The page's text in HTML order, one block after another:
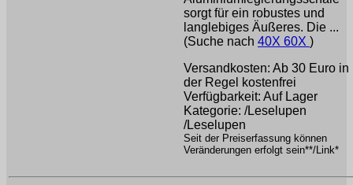
sorgt für ein robustes und
langlebiges Äußeres. Die ...
(Suche nach 40X 60X )
Versandkosten: Ab 30 Euro in
der Regel kostenfrei
Verfügbarkeit: Auf Lager
Kategorie: /Leselupen
/Leselupen
Seit der Preiserfassung können
Veränderungen erfolgt sein**/Link*